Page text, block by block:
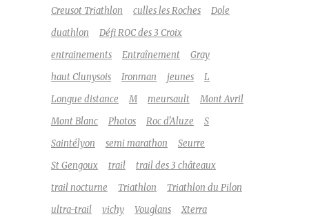
Creusot Triathlon
culles les Roches
Dole
duathlon
Défi ROC des 3 Croix
entrainements
Entraînement
Gray
haut Clunysois
Ironman jeunes
L
Longue distance
M meursault
Mont Avril
Mont Blanc
Photos Roc d'Aluze
S
Saintélyon
semi marathon
Seurre
St Gengoux
trail
trail des 3 châteaux
trail nocturne
Triathlon
Triathlon du Pilon
ultra-trail
vichy Vouglans Xterra